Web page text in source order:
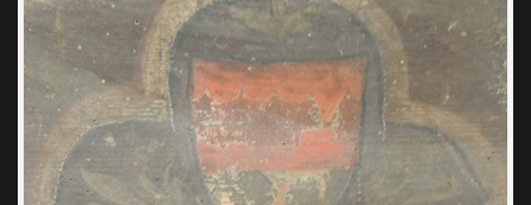
occasione di costruzioni ex novo o, comunque, di importanti
rifacimenti edilizi.